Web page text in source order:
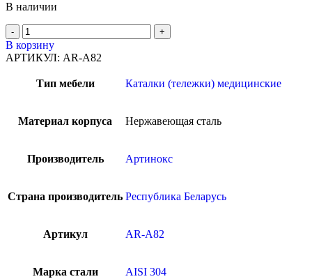
В наличии
В корзину
АРТИКУЛ: AR-A82
Тип мебели Каталки (тележки) медицинские
Материал корпуса Нержавеющая сталь
Производитель Артинокс
Страна производитель Республика Беларусь
Артикул AR-A82
Марка стали AISI 304